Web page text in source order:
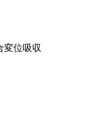
変位吸収